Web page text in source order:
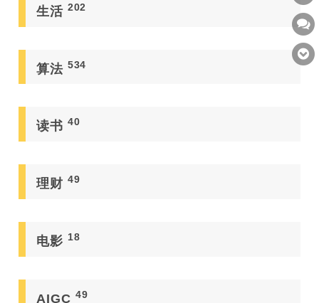
生活202
算法534
读书40
理财49
电影 18
AIGC49